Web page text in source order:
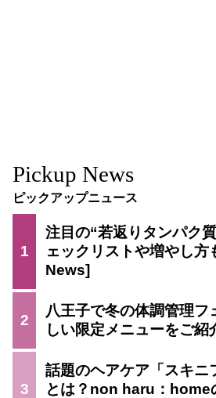
Pickup News
ピックアップニュース
1
注目の“若返りタンパク
ェックリストや増やし方
2
八王子で冬の体調管理フ
しい限定メニューをご紹
3
話題のヘアケア「スキニ
とは？non haru：home